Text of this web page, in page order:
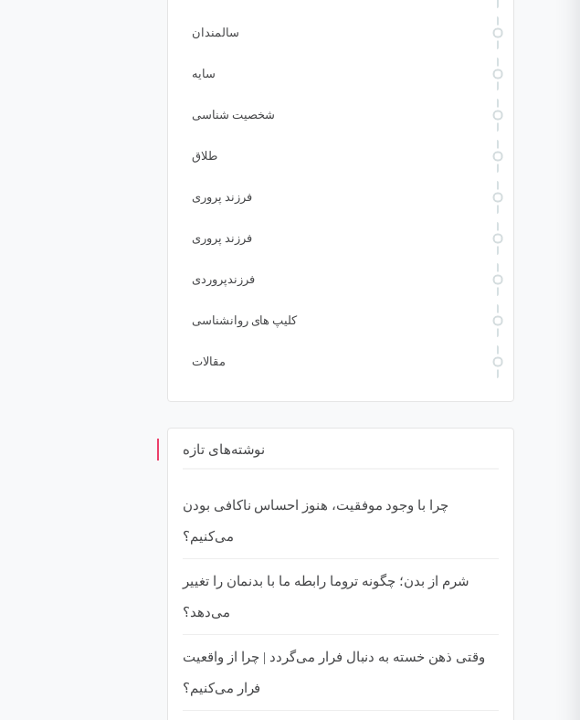
سالمندان
سایه
شخصیت شناسی
طلاق
فرزند پروری
فرزند پروری
فرزندپروردی
کلیپ های روانشناسی
مقالات
نوشته‌های تازه
چرا با وجود موفقیت، هنوز احساس ناکافی بودن
می‌کنیم؟
شرم از بدن؛ چگونه تروما رابطه ما با بدنمان را تغییر
می‌دهد؟
وقتی ذهن خسته به دنبال فرار می‌گردد | چرا از واقعیت
فرار می‌کنیم؟